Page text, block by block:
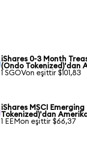
iShares 0-3 Month
(Ondo Tokenized)'dan
1 SGOVon eşittir $101,83
iShares MSCI
Tokenized)'dan
1 EEMon eşittir $66,37